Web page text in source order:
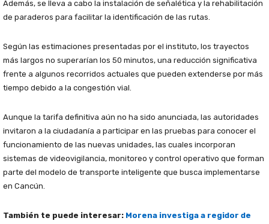
Además, se lleva a cabo la instalación de señalética y la rehabilitación
de paraderos para facilitar la identificación de las rutas.
Según las estimaciones presentadas por el instituto, los trayectos
más largos no superarían los 50 minutos, una reducción significativa
frente a algunos recorridos actuales que pueden extenderse por más
tiempo debido a la congestión vial.
Aunque la tarifa definitiva aún no ha sido anunciada, las autoridades
invitaron a la ciudadanía a participar en las pruebas para conocer el
funcionamiento de las nuevas unidades, las cuales incorporan
sistemas de videovigilancia, monitoreo y control operativo que forman
parte del modelo de transporte inteligente que busca implementarse
en Cancún.
También te puede interesar: Morena investiga a regidor de